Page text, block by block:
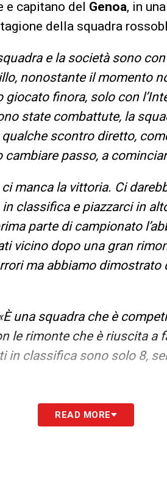
e capitano del Genoa, in
della squadra
e la società sono
nonostante il momento
giocato finora, solo con
state combattute, la
scontro diretto,
passo, a
ci manca la vittoria. Ci
classifica e piazzarci in
parte di campionato
vicino dopo una gran
ma abbiamo dimostrato
una squadra che è
le rimonte che è riuscita a
in classifica sono solo 8,
sarà un traguardo che
anche la Supercoppa
READ MORE